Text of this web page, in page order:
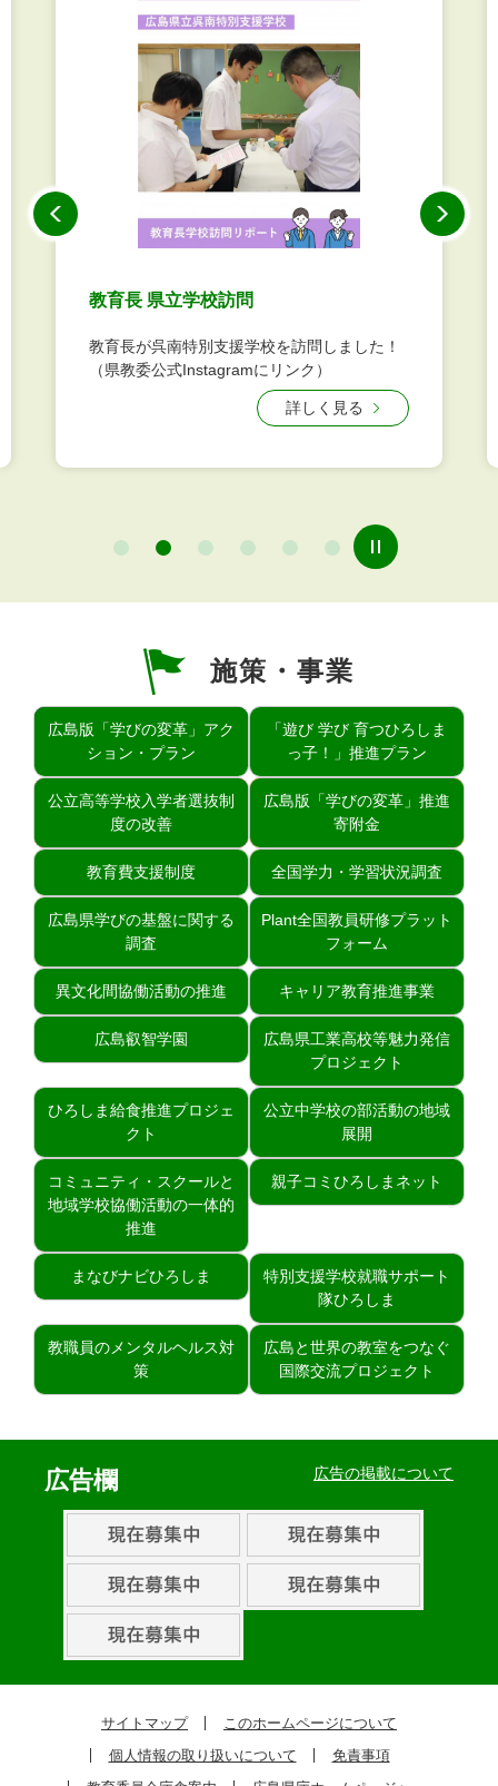
教育長 県立学校訪問
教育長が呉南特別支援学校を訪問しました！
（県教委公式Instagramにリンク）
詳しく見る
施策・事業
広島版「学びの変革」アク
ション・プラン
「遊び 学び 育つひろしま
っ子！」推進プラン
公立高等学校入学者選抜制
度の改善
広島版「学びの変革」推進
寄附金
教育費支援制度 全国学力・学習状況調査
広島県学びの基盤に関する
調査
Plant全国教員研修プラット
フォーム
異文化間協働活動の推進 キャリア教育推進事業
広島叡智学園
広島県工業高校等魅力発信
プロジェクト
ひろしま給食推進プロジェ
クト
公立中学校の部活動の地域
展開
コミュニティ・スクールと
地域学校協働活動の一体的
推進
親子コミひろしまネット
まなびナビひろしま
特別支援学校就職サポート
隊ひろしま
教職員のメンタルヘルス対
策
広島と世界の教室をつなぐ
国際交流プロジェクト
広告欄 広告の掲載について
サイトマップ
このホームページについて
個人情報の取り扱いについて
免責事項